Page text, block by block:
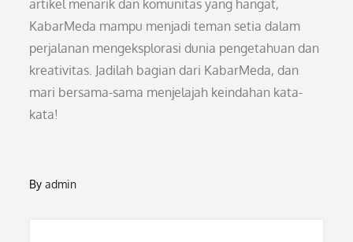
artikel menarik dan komunitas yang hangat,
KabarMeda mampu menjadi teman setia dalam
perjalanan mengeksplorasi dunia pengetahuan dan
kreativitas. Jadilah bagian dari KabarMeda, dan
mari bersama-sama menjelajah keindahan kata-
kata!
Byadmin